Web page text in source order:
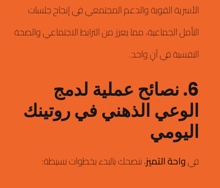
الأسرية القوية والدعم المجتمعي في إنجاح جلسات
التأمل الجماعية، مما يعزز من الترابط الاجتماعي والصحة
النفسية في آنٍ واحد.
6. نصائح عملية لدمج
الوعي الذهني في روتينك
اليومي
فيواحة التميز، ننصحك بالبدء بخطوات بسيطة: